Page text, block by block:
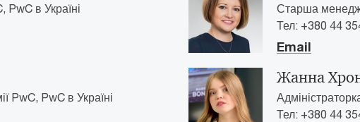
PwC в Україні
Старша
Тел: +380 44
Email
PwC, PwC в Україні
Жанна
Тел: +380 44